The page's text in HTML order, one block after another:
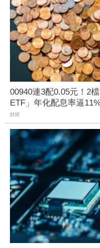
00940連3配0.05元！2
ETF」年化配息率逼
財經